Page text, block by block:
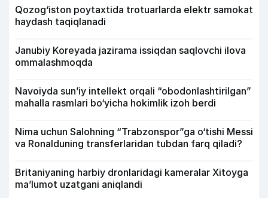
Qozog‘iston poytaxtida trotuarlarda elektr samokat
haydash taqiqlanadi
Janubiy Koreyada jazirama issiqdan saqlovchi ilova
ommalashmoqda
Navoiyda sun’iy intellekt orqali “obodonlashtirilgan”
mahalla rasmlari bo‘yicha hokimlik izoh berdi
Nima uchun Salohning “Trabzonspor”ga o‘tishi Messi
va Ronalduning transferlaridan tubdan farq qiladi?
Britaniyaning harbiy dronlaridagi kameralar Xitoyga
ma’lumot uzatgani aniqlandi